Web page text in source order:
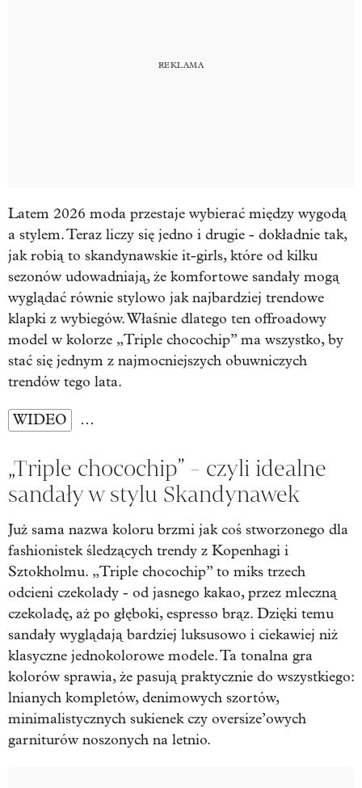
Latem 2026 moda przestaje wybierać między wygodą
a stylem. Teraz liczy się jedno i drugie - dokładnie tak,
jak robią to skandynawskie it-girls, które od kilku
sezonów udowadniają, że komfortowe sandały mogą
wyglądać równie stylowo jak najbardziej trendowe
klapki z wybiegów. Właśnie dlatego ten offroadowy
model w kolorze „Triple chocochip” ma wszystko, by
stać się jednym z najmocniejszych obuwniczych
trendów tego lata.
WIDEO …
„Triple chocochip” - czyli idealne
sandały w stylu Skandynawek
Już sama nazwa koloru brzmi jak coś stworzonego dla
fashionistek śledzących trendy z Kopenhagi i
Sztokholmu. „Triple chocochip” to miks trzech
odcieni czekolady - od jasnego kakao, przez mleczną
czekoladę, aż po głęboki, espresso brąz. Dzięki temu
sandały wyglądają bardziej luksusowo i ciekawiej niż
klasyczne jednokolorowe modele. Ta tonalna gra
kolorów sprawia, że pasują praktycznie do wszystkiego:
lnianych kompletów, denimowych szortów,
minimalistycznych sukienek czy oversize’owych
garniturów noszonych na letnio.